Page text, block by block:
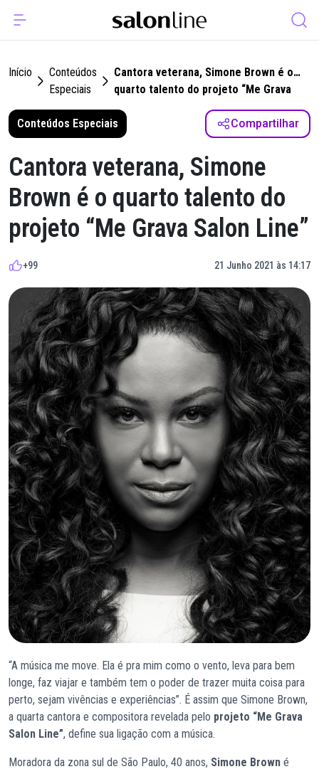
Início
Conteúdos
Especiais
Cantora veterana, Simone Brown é o
quarto talento do projeto “Me Grava
Salon Line”
Conteúdos Especiais
Compartilhar
Cantora veterana, Simone
Brown é o quarto talento do
projeto “Me Grava Salon Line”
+99 21 Junho 2021 às 14:17
“A música me move. Ela é pra mim como o vento, leva para bem
longe, faz viajar e também tem o poder de trazer muita coisa para
perto, sejam vivências e experiências”. É assim que Simone Brown,
a quarta cantora e compositora revelada pelo projeto “Me Grava
Salon Line”, define sua ligação com a música.
Moradora da zona sul de São Paulo, 40 anos, Simone Brown é